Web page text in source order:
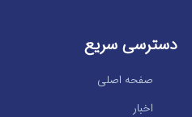
دسترسی سریع
صفحه اصلی
اخبار